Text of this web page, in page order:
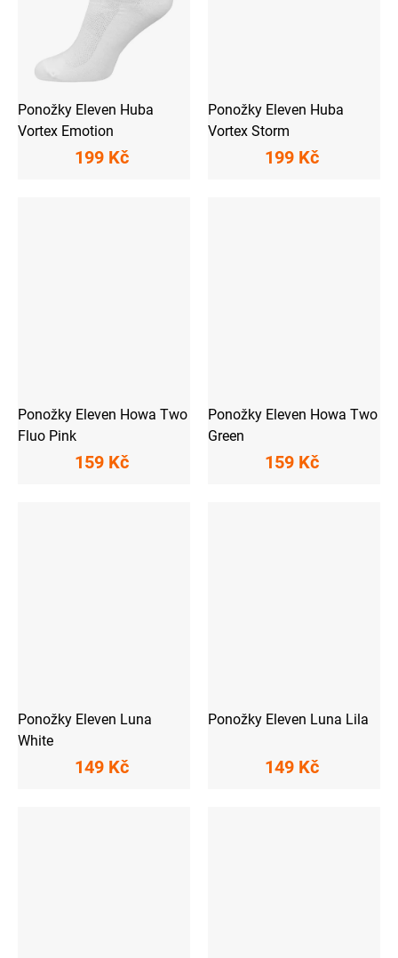
Ponožky Eleven Huba
Vortex Emotion
199 Kč
Ponožky Eleven Huba
Vortex Storm
199 Kč
Ponožky Eleven Howa Two
Fluo Pink
159 Kč
Ponožky Eleven Howa Two
Green
159 Kč
Ponožky Eleven Luna
White
149 Kč
Ponožky Eleven Luna Lila
149 Kč